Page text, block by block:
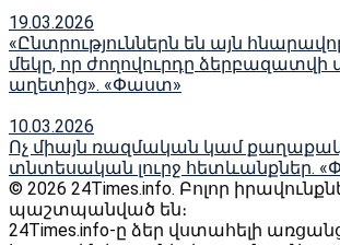
19.03.2026
«Ընտրություններն են այն
մեկը, որ ժողովուրդը
աղետից». «Փաստ»
10.03.2026
Ոչ միայն ռազմական կամ
տնտեսական լուրջ հետևանքներ.
© 2026 24Times.info․ Բոլոր
պաշտպանված են։
24Times.info-ը ձեր վստահելի